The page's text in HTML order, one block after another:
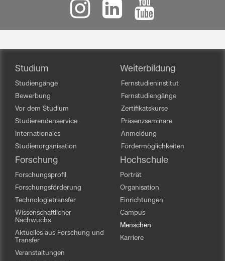
Studium
Studiengänge
Bewerbung
Vor dem Studium
Studierendenservice
Internationales
Studienorganisation
Weiterbildung
Fernstudieninstitut
Fernstudiengänge
Zertifikatskurse
Präsenzseminare
Anmeldung
Fördermöglichkeiten
Forschung
Forschungsprofil
Forschungsförderung
Technologietransfer
Wissenschaftlicher
Nachwuchs
Aktuelles aus Forschung und
Transfer
Veranstaltungen
Hochschule
Porträt
Organisation
Einrichtungen
Campus
Menschen
Karriere